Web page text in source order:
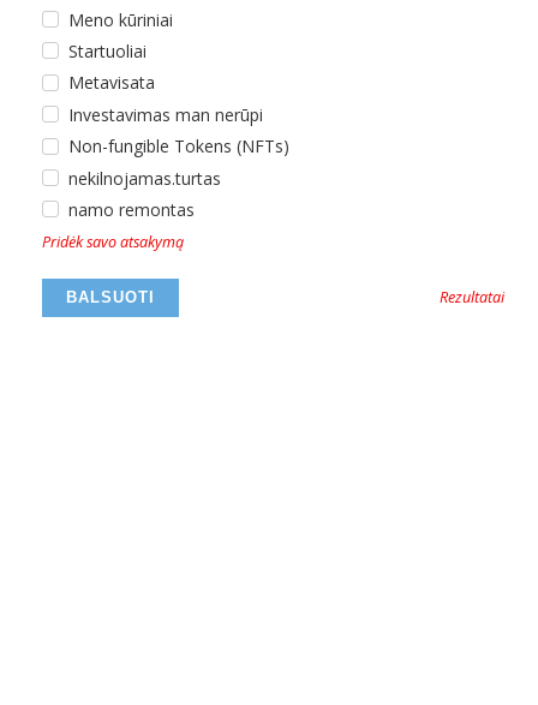
Meno kūriniai
Startuoliai
Metavisata
Investavimas man nerūpi
Non-fungible Tokens (NFTs)
nekilnojamas.turtas
namo remontas
Pridėk savo atsakymą
Rezultatai